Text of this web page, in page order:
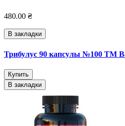
480.00 ₴
В закладки
Трибулус 90 капсулы №100 ТМ
Купить
В закладки